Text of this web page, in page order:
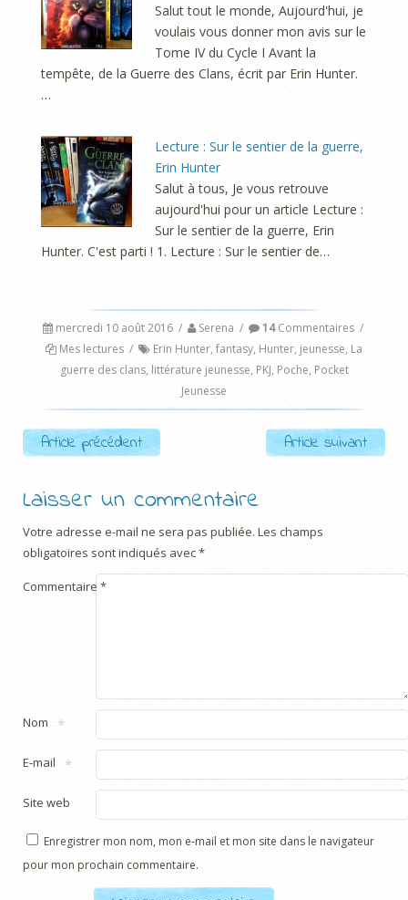
Salut tout le monde, Aujourd'hui, je
voulais vous donner mon avis sur le
Tome IV du Cycle I Avant la
tempête, de la Guerre des Clans, écrit par Erin Hunter.
…
Lecture : Sur le sentier de la guerre,
Erin Hunter
Salut à tous, Je vous retrouve
aujourd'hui pour un article Lecture :
Sur le sentier de la guerre, Erin
Hunter. C'est parti ! 1. Lecture : Sur le sentier de…
mercredi 10 août 2016 / Serena / 14Commentaires /
Mes lectures / Erin Hunter, fantasy, Hunter, jeunesse, La
guerre des clans, littérature jeunesse, PKJ, Poche, Pocket
Jeunesse
Post navigation
Article précédent Article suivant
Laisser un commentaire
Votre adresse e-mail ne sera pas publiée. Les champs
obligatoires sont indiqués avec*
Commentaire *
Nom *
E-mail *
Site web
Enregistrer mon nom, mon e-mail et mon site dans le navigateur
pour mon prochain commentaire.